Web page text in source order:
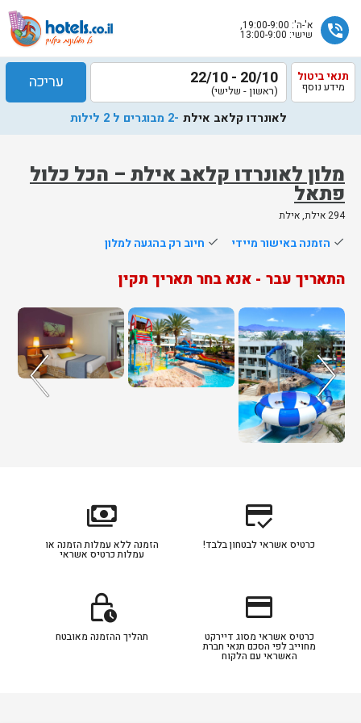
phone_in_talk א'-ה': 19:00-9:00,
שישי: 13:00-9:00
מלון לאונרדו קלאב אילת – הכל כלול
פתאל
294 אילת, אילת
תנאי ביטול
מידע נוסף 20/10 - 22/10
(ראשון - שלישי) עריכה
לאונרדו קלאב אילת -2 מבוגרים ל 2 לילות
done הזמנה באישור מיידי done חיוב רק בהגעה למלון
התאריך עבר - אנא בחר תאריך תקין
שלח
נציג
יחזור
אליך
בשעות
הפעילות
credit_score
כרטיס אשראי לבטחון בלבד!
payments
הזמנה ללא עמלות הזמנה או
עמלות כרטיס אשראי
credit_card
כרטיס אשראי מסוג דיירקט
מחוייב לפי הסכם תנאי חברת
האשראי עם הלקוח
lock_clock
תהליך ההזמנה מאובטח